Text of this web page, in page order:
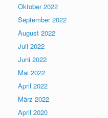
Oktober 2022
September 2022
August 2022
Juli 2022
Juni 2022
Mai 2022
April 2022
März 2022
April 2020